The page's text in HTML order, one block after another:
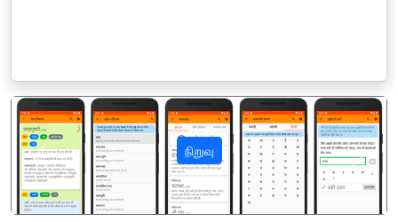
நிறுவு
पिछला अगला